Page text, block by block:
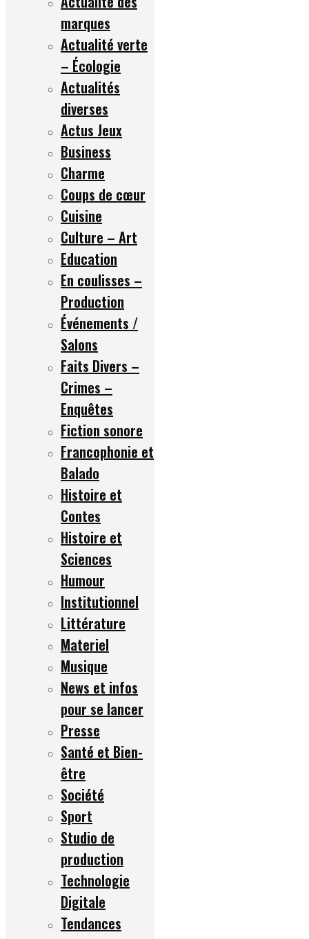
marques
Actualité verte
– Écologie
Actualités
diverses
Actus Jeux
Business
Charme
Coups de cœur
Cuisine
Culture – Art
Education
En coulisses –
Production
Événements /
Salons
Faits Divers –
Crimes –
Enquêtes
Fiction sonore
Francophonie et
Balado
Histoire et
Contes
Histoire et
Sciences
Humour
Institutionnel
Littérature
Materiel
Musique
News et infos
pour se lancer
Presse
Santé et Bien-
être
Société
Sport
Studio de
production
Technologie
Digitale
Tendances